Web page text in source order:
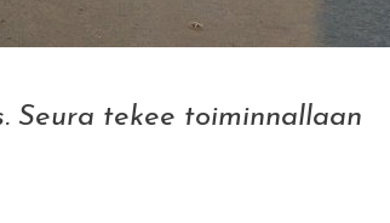
Seura tekee toiminnallaan